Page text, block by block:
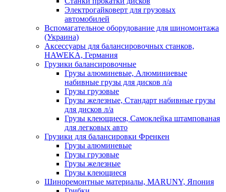
Электрогайковерт для грузовых
автомобилей
Вспомагательное оборудование для шиномонтажа
(Украина)
Аксессуары для балансировочных станков,
HAWEKA, Германия
Грузики балансировочные
Грузы алюминевые, Алюминиевые
набивные грузы для дисков л/а
Грузы грузовые
Грузы железные, Cтандарт набивные грузы
для дисков л/а
Грузы клеющиеся, Самоклейка штампованая
для легковых авто
Грузики для балансировки Френкен
Грузы алюминевые
Грузы грузовые
Грузы железные
Грузы клеющиеся
Шиноремонтные материалы, MARUNY, Япония